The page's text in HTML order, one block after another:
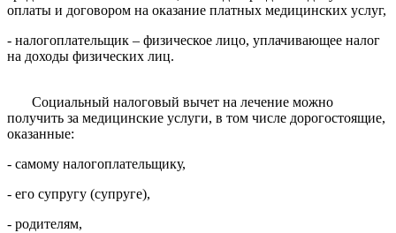
оплаты и договором на оказание платных медицинских услуг,
- налогоплательщик – физическое лицо, уплачивающее налог
на доходы физических лиц.
Социальный налоговый вычет на лечение можно
получить за медицинские услуги, в том числе дорогостоящие,
оказанные:
- самому налогоплательщику,
- его супругу (супруге),
- родителям,